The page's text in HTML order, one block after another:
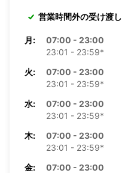
営業時間外の受け渡し
月:
07:00 - 23:00
23:01 - 23:59*
火:
07:00 - 23:00
23:01 - 23:59*
水:
07:00 - 23:00
23:01 - 23:59*
木:
07:00 - 23:00
23:01 - 23:59*
金:
07:00 - 23:00